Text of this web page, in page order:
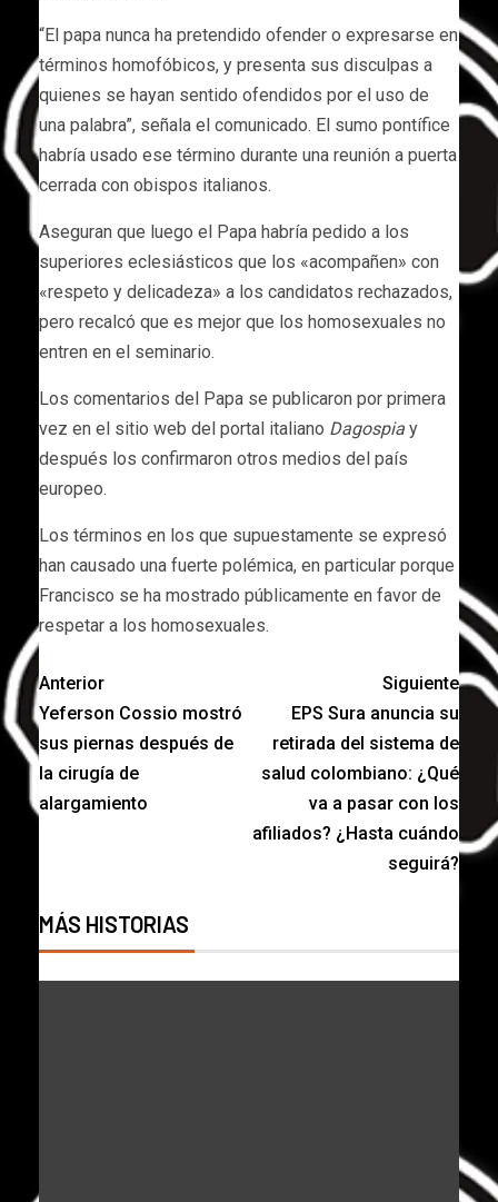
“El papa nunca ha pretendido ofender o expresarse en
términos homofóbicos, y presenta sus disculpas a
quienes se hayan sentido ofendidos por el uso de
una palabra”, señala el comunicado. El sumo pontífice
habría usado ese término durante una reunión a puerta
cerrada con obispos italianos.
Aseguran que luego el Papa habría pedido a los
superiores eclesiásticos que los «acompañen» con
«respeto y delicadeza» a los candidatos rechazados,
pero recalcó que es mejor que los homosexuales no
entren en el seminario.
Los comentarios del Papa se publicaron por primera
vez en el sitio web del portal italiano Dagospia y
después los confirmaron otros medios del país
europeo.
Los términos en los que supuestamente se expresó
han causado una fuerte polémica, en particular porque
Francisco se ha mostrado públicamente en favor de
respetar a los homosexuales.
Anterior
Yeferson Cossio mostró
sus piernas después de
la cirugía de
alargamiento
Siguiente
EPS Sura anuncia su
retirada del sistema de
salud colombiano: ¿Qué
va a pasar con los
afiliados? ¿Hasta cuándo
seguirá?
MÁS HISTORIAS